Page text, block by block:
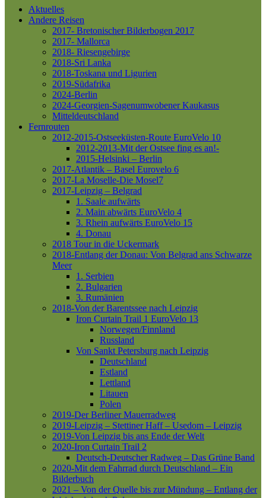
Aktuelles
Andere Reisen
2017- Bretonischer Bilderbogen 2017
2017- Mallorca
2018- Riesengebirge
2018-Sri Lanka
2018-Toskana und Ligurien
2019-Südafrika
2024-Berlin
2024-Georgien-Sagenumwobener Kaukasus
Mitteldeutschland
Fernrouten
2012-2015-Ostseeküsten-Route EuroVelo 10
2012-2013-Mit der Ostsee fing es an!-
2015-Helsinki – Berlin
2017-Atlantik – Basel Eurovelo 6
2017-La Moselle-Die Mosel7
2017-Leipzig – Belgrad
1. Saale aufwärts
2. Main abwärts EuroVelo 4
3. Rhein aufwärts EuroVelo 15
4. Donau
2018 Tour in die Uckermark
2018-Entlang der Donau: Von Belgrad ans Schwarze
Meer
1. Serbien
2. Bulgarien
3. Rumänien
2018-Von der Barentssee nach Leipzig
Iron Curtain Trail 1 EuroVelo 13
Norwegen/Finnland
Russland
Von Sankt Petersburg nach Leipzig
Deutschland
Estland
Lettland
Litauen
Polen
2019-Der Berliner Mauerradweg
2019-Leipzig – Stettiner Haff – Usedom – Leipzig
2019-Von Leipzig bis ans Ende der Welt
2020-Iron Curtain Trail 2
Deutsch-Deutscher Radweg – Das Grüne Band
2020-Mit dem Fahrrad durch Deutschland – Ein
Bilderbuch
2021 – Von der Quelle bis zur Mündung – Entlang der